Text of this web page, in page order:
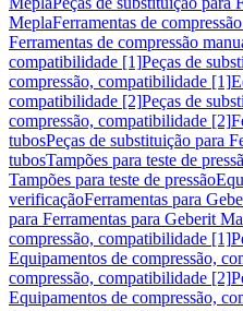
MeplaFerramentas de
Ferramentas de compressão
compatibilidade [1]Peças de
compressão, compatibilidade [1]
compatibilidade [2]Peças de
compressão, compatibilidade [2]
tubosPeças de substituição para
tubosTampões para teste de
Tampões para teste de pressão
verificaçãoFerramentas para
para Ferramentas para Geberit
compressão, compatibilidade [1]
Equipamentos de compressão,
compressão, compatibilidade [2]
Equipamentos de compressão,